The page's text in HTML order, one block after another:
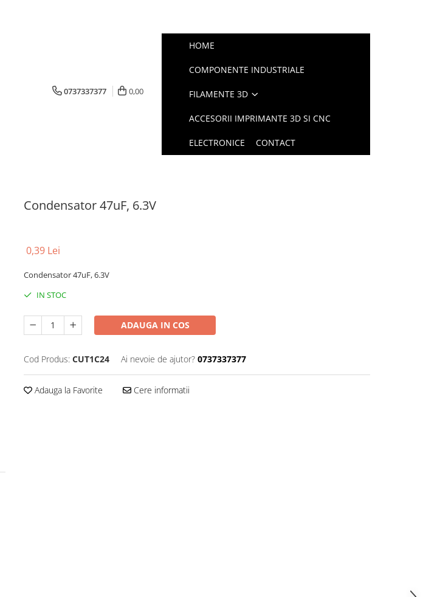
0737337377 0,00
HOME
COMPONENTE INDUSTRIALE
FILAMENTE 3D
ACCESORII IMPRIMANTE 3D SI CNC
ELECTRONICE CONTACT
Condensator 47uF, 6.3V
0,39 Lei
Condensator 47uF, 6.3V
IN STOC
ADAUGA IN COS
Cod Produs: CUT1C24 Ai nevoie de ajutor? 0737337377
Adauga la Favorite Cere informatii